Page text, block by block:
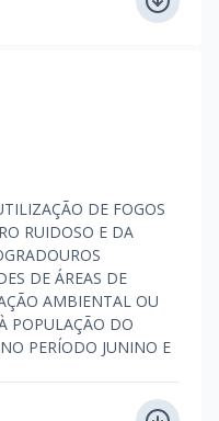
DE FOGOS
RUIDOSO E DA
DE ÁREAS DE
AMBIENTAL OU
POPULAÇÃO DO
PERÍODO JUNINO E